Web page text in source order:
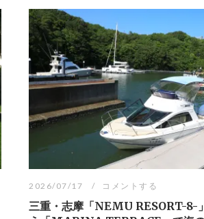
2026/07/17 コメントする
三重・志摩「NEMU RESORT-8-